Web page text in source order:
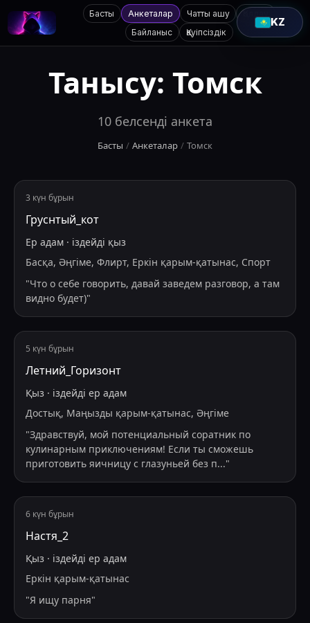
Басты Анкеталар Чатты ашу
Қолдау
Байланыс
Қауіпсіздік
KZ
Танысу: Томск
10 белсенді анкета
Басты / Анкеталар / Томск
3 күн бұрын
Груснтый_кот
Ер адам · іздейді қыз
Басқа, Әңгіме, Флирт, Еркін қарым-қатынас, Спорт
"Что о себе говорить, давай заведем разговор, а там
видно будет)"
5 күн бұрын
Летний_Горизонт
Қыз · іздейді ер адам
Достық, Маңызды қарым-қатынас, Әңгіме
"Здравствуй, мой потенциальный соратник по
кулинарным приключениям! Если ты сможешь
приготовить яичницу с глазуньей без п..."
6 күн бұрын
Настя_2
Қыз · іздейді ер адам
Еркін қарым-қатынас
"Я ищу парня"